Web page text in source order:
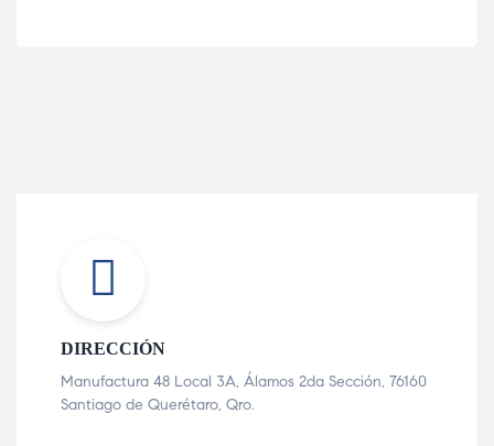
DIRECCIÓN
Manufactura 48 Local 3A, Álamos 2da Sección, 76160
Santiago de Querétaro, Qro.